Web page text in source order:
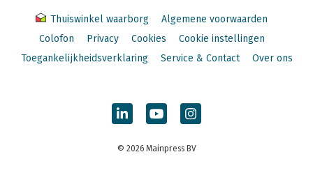
Thuiswinkel waarborg
Algemene voorwaarden
Colofon
Privacy Cookies
Cookie instellingen
Toegankelijkheidsverklaring
Service & Contact Over ons
© 2026 Mainpress BV